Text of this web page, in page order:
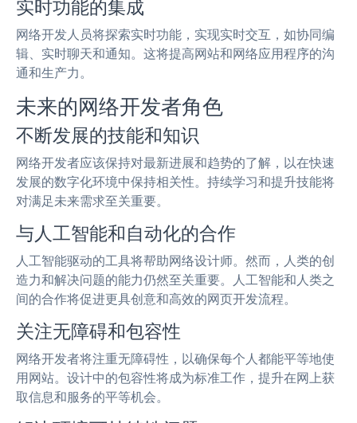
实时功能的集成
网络开发人员将探索实时功能，实现实时交互，如协同编
辑、实时聊天和通知。这将提高网站和网络应用程序的沟
通和生产力。
未来的网络开发者角色
不断发展的技能和知识
网络开发者应该保持对最新进展和趋势的了解，以在快速
发展的数字化环境中保持相关性。持续学习和提升技能将
对满足未来需求至关重要。
与人工智能和自动化的合作
人工智能驱动的工具将帮助网络设计师。然而，人类的创
造力和解决问题的能力仍然至关重要。人工智能和人类之
间的合作将促进更具创意和高效的网页开发流程。
关注无障碍和包容性
网络开发者将注重无障碍性，以确保每个人都能平等地使
用网站。设计中的包容性将成为标准工作，提升在网上获
取信息和服务的平等机会。